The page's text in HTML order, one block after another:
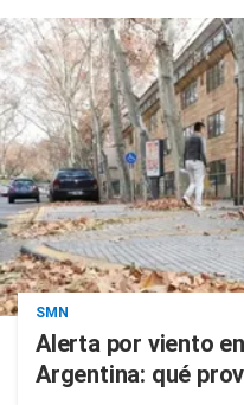
SMN
Alerta por viento
Argentina: qué